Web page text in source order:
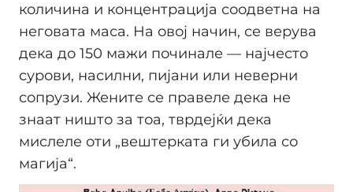
количина и концентрација соодветна на
неговата маса. На овој начин, се верува
дека до 150 мажи починале — најчесто
сурови, насилни, пијани или неверни
сопрузи. Жените се правеле дека не
знаат ништо за тоа, тврдејќи дека
мислеле оти „вештерката ги убила со
магија“.